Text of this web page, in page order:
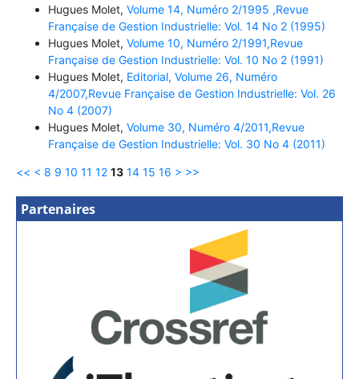
Hugues Molet, Volume 14, Numéro 2/1995 ,Revue
Française de Gestion Industrielle: Vol. 14 No 2 (1995)
Hugues Molet, Volume 10, Numéro 2/1991,Revue
Française de Gestion Industrielle: Vol. 10 No 2 (1991)
Hugues Molet, Editorial, Volume 26, Numéro
4/2007,Revue Française de Gestion Industrielle: Vol. 26
No 4 (2007)
Hugues Molet, Volume 30, Numéro 4/2011,Revue
Française de Gestion Industrielle: Vol. 30 No 4 (2011)
<< < 8 9 10 11 12 13 14 15 16 > >>
Partenaires